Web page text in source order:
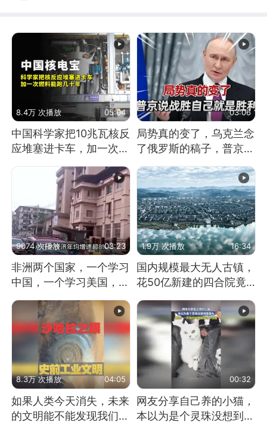
8.4万 次播放 05:04
中国科学家把10兆瓦核反
应堆塞进卡车，加一次燃
料能跑几十年
03:06
局势真的变了，乌克兰念
了俄罗斯的稿子，普京说
战胜自己就是胜利
9074 次播放 03:23
非洲两个国家，一个学习
中国，一个学习美国，结
1.9万 次播放 16:34
国内规模最大无人古镇，
花50亿新建的四合院竟
8.3万 次播放 04:05
如果人类今天消失，未来
的文明能不能发现我们存
00:32
网友分享自己养的小猫，
本以为是个灵珠没想到是